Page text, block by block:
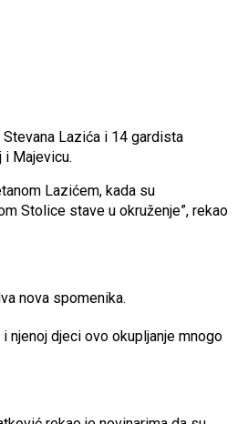
Lazića i 14 gardista
Majevicu.
Lazićem, kada su
Stolice stave u okruženje”, rekao
nova spomenika.
njenoj djeci ovo okupljanje mnogo